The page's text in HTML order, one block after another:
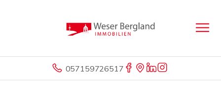
057159726517